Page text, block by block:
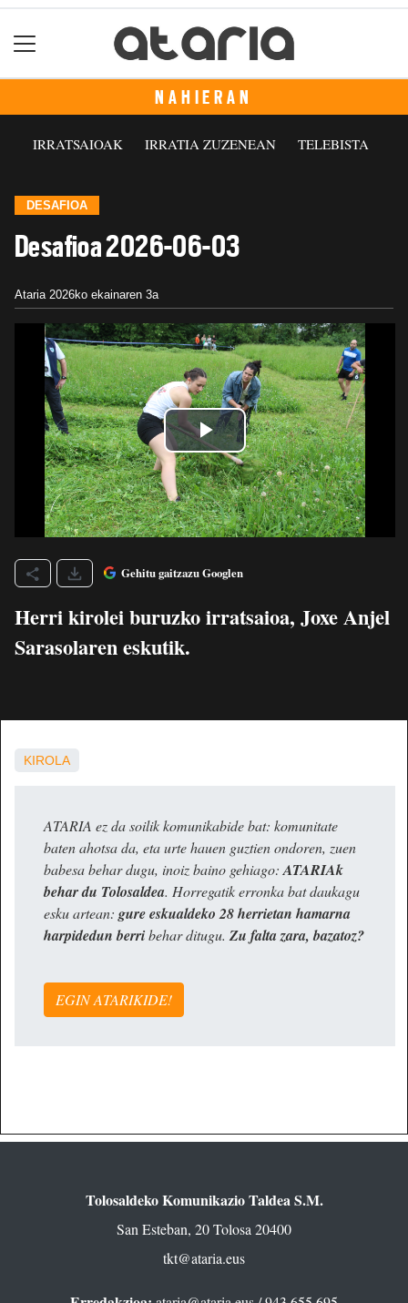
NAHIERAN
IRRATSAIOAK IRRATIA ZUZENEAN TELEBISTA
DESAFIOA
Desafioa 2026-06-03
Ataria 2026ko ekainaren 3a
Gehitu gaitzazu Googlen
Herri kirolei buruzko irratsaioa, Joxe Anjel
Sarasolaren eskutik.
KIROLA
ATARIA ez da soilik komunikabide bat: komunitate
baten ahotsa da, eta urte hauen guztien ondoren, zuen
babesa behar dugu, inoiz baino gehiago: ATARIAk
behar du Tolosaldea. Horregatik erronka bat daukagu
esku artean: gure eskualdeko 28 herrietan hamarna
harpidedun berribehar ditugu. Zu falta zara, bazatoz?
EGIN ATARIKIDE!
Tolosaldeko Komunikazio Taldea S.M.
San Esteban, 20 Tolosa 20400
tkt@ataria.eus